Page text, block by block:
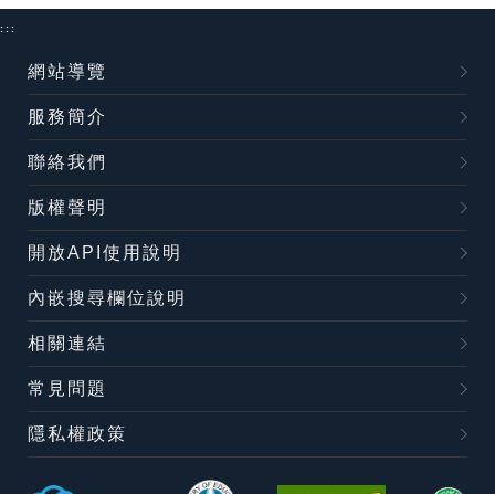
:::
網站導覽
服務簡介
聯絡我們
版權聲明
開放API使用說明
內嵌搜尋欄位說明
相關連結
常見問題
隱私權政策